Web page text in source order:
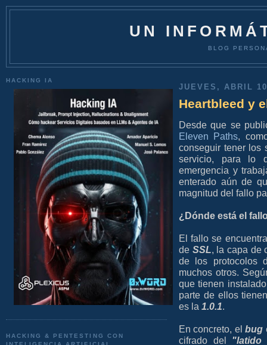
UN
BLOG
HACKING IA
HACKING & PENTESTING CON
JUEVES, ABRIL
Heartbleed y
Desde que se
Eleven Paths,
conseguir tener los
servicio, para lo
emergencia y
enterado aún de
magnitud del fallo
¿Dónde está el
El fallo se
de SSL, la capa de
de los protocolos
muchos otros.
que tienen
parte de ellos
es la 1.0.1.
En concreto, elbug
cifrado del "latido